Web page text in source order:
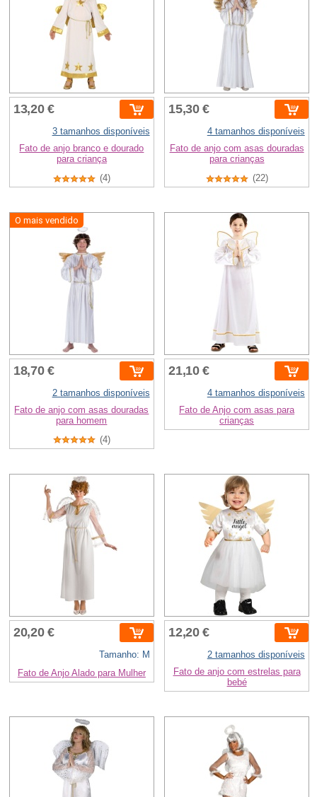
13,20 €
3 tamanhos disponíveis
Fato de anjo branco e dourado
para criança
(4)
15,30 €
4 tamanhos disponíveis
Fato de anjo com asas douradas
para crianças
(22)
O mais vendido
18,70 €
2 tamanhos disponíveis
Fato de anjo com asas douradas
para homem
(4)
21,10 €
4 tamanhos disponíveis
Fato de Anjo com asas para
crianças
20,20 €
Tamanho: M
Fato de Anjo Alado para Mulher
12,20 €
2 tamanhos disponíveis
Fato de anjo com estrelas para
bebé